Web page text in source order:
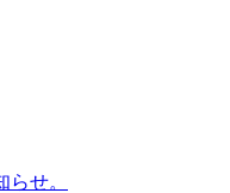
せ。